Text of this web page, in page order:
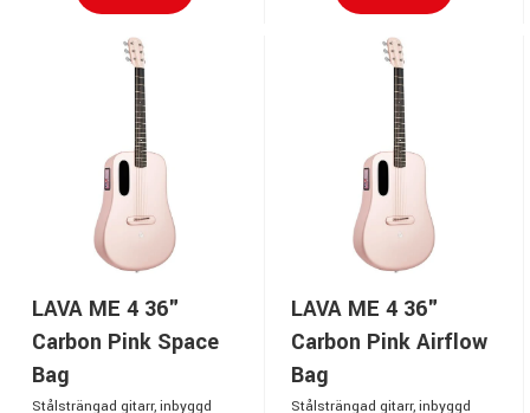
LAVA ME 4 36"
Carbon Pink Space
Bag
Stålsträngad gitarr, inbyggd
LAVA ME 4 36"
Carbon Pink Airflow
Bag
Stålsträngad gitarr, inbyggd